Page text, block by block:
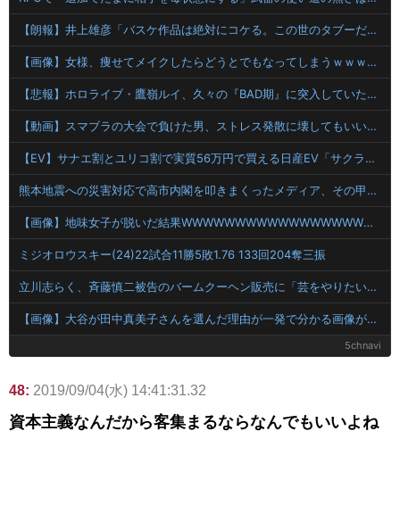
【朗報】井上雄彦「バスケ作品は絶対にコケる。この世のタブーだった。でも俺は作ったけどね！」
【画像】女様、痩せてメイクしたらどうとでもなってしまうｗｗｗｗ 【Pickup08082843】
【悲報】ホロライブ・鷹嶺ルイ、久々の『BAD期』に突入していたことを告白
【動画】スマブラの大会で負けた男、ストレス発散に壊してもいい安価なものが見つからず消化不良で死亡wwwwwwwww
【EV】サナエ割とユリコ割で実質56万円で買える日産EV「サクラ」、10万台突破
熊本地震への災害対応で高市内閣を叩きまくったメディア、その甲斐あって世論からの評価は……
【画像】地味女子が脱いだ結果WWWWWWWWWWWWWWWWWWWWWWWWWWWWWWWWWWWWWWWWWWWWWWWWWWWWWWWWWWWWWWWWWWWWWWWWWWW
ミジオロウスキー(24)22試合11勝5敗1.76 133回204奪三振
立川志らく、斉藤慎二被告のバームクーヘン販売に「芸をやりたいと思わないのか」
【画像】大谷が田中真美子さんを選んだ理由が一発で分かる画像が発見されてしまう
5chnavi
48: 2019/09/04(水) 14:41:31.32
資本主義なんだから客集まるならなんでもいいよね